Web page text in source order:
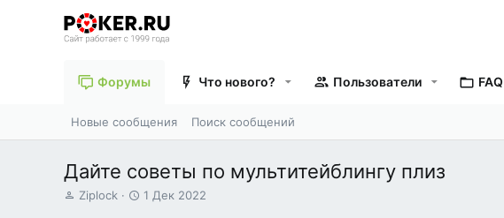
Форумы Что нового? Пользователи FAQ
Новые сообщения Поиск сообщений
Дайте советы по мультитейблингу плиз
А
Ziplock
Д
1 Дек 2022